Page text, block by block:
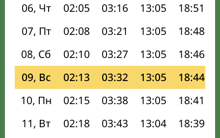
06, Чт
02:05 03:16 13:05 18:51
07, Пт
02:08 03:21 13:05 18:48
08, Сб
02:10 03:27 13:05 18:46
09, Вс
02:13 03:32 13:05 18:44
10, Пн
02:15 03:38 13:05 18:41
11, Вт
02:18 03:43 13:04 18:39